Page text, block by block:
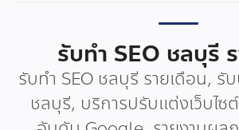
รับทำ SEO ชลบุรี
รับทำ SEO ชลบุรี รายเดือน, รั
ชลบุรี, บริการปรับแต่งเว็บไซ